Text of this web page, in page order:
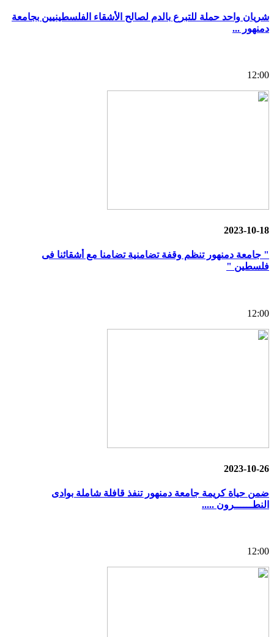
شريان واحد حملة للتبرع بالدم لصالح الأشقاء الفلسطينيين بجامعة
دمنهور ...
12:00
2023-10-18
" جامعة دمنهور تنظم وقفة تضامنية تضامنا مع أشقائنا فى
فلسطين "
12:00
2023-10-26
ضمن حياة كريمة جامعة دمنهور تنفذ قافلة شاملة بوادى
النطــــــرون .....
12:00